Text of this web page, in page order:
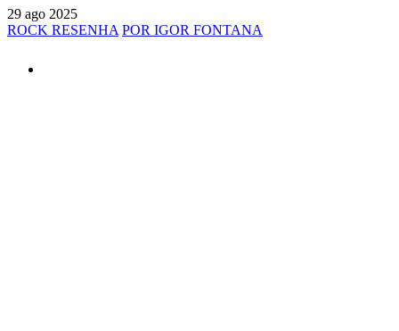
29 ago 2025
ROCK RESENHA POR IGOR FONTANA